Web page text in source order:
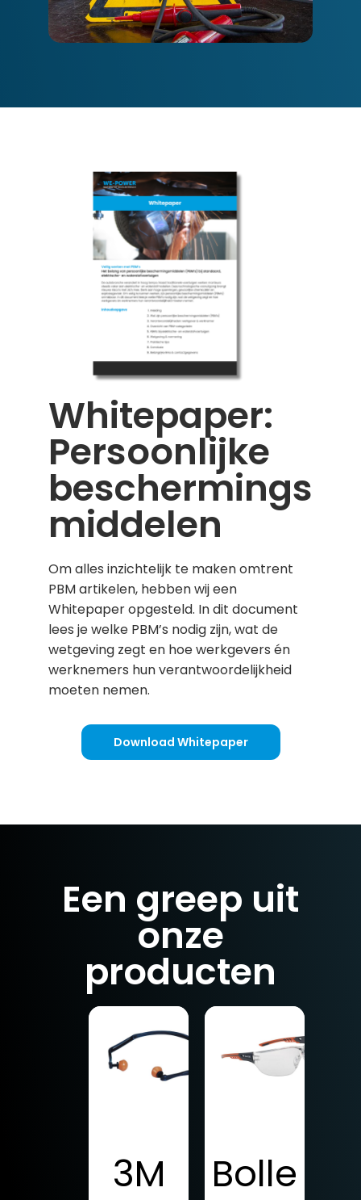
Whitepaper:
Persoonlijke
beschermings
middelen
Om alles inzichtelijk te maken omtrent
PBM artikelen, hebben wij een
Whitepaper opgesteld. In dit document
lees je welke PBM’s nodig zijn, wat de
wetgeving zegt en hoe werkgevers én
werknemers hun verantwoordelijkheid
moeten nemen.
Download Whitepaper
Een greep uit
onze
producten
3M
Bolle